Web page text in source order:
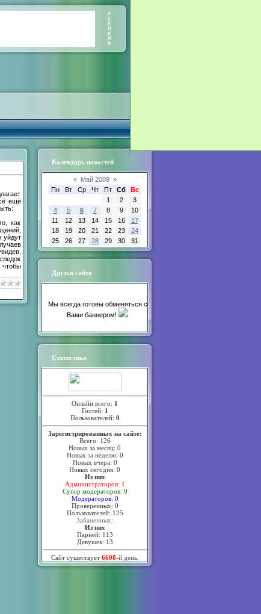
ещё
как
уйдут
чтобы
Календарь новостей
« Май 2009 »
Пн
Вт Ср Чт Пт Сб
Вс
1
2
3
4
5 6 7 8 9
10
11
12 13 14 15 16
17
18
19 20 21 22 23
24
25
26 27 28 29 30 31
Друзья сайта
Мы всегда готовы обменяться с
Вами баннером!
Статистика
Онлайн всего: 1
Гостей: 1
Пользователей: 0
Зарегистрированных на сайте:
Всего: 126
Новых за месяц: 0
Новых за неделю: 0
Новых вчера: 0
Новых сегодня: 0
Из них
Администраторов: 1
Супер модераторов: 0
Модераторов: 0
Проверенных: 0
Пользователей: 125
Забаненных:
Из них
Парней: 113
Девушек: 13
Сайт существует 6608-й день.